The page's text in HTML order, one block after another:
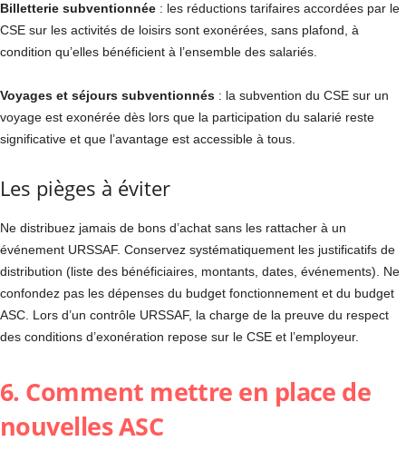
Billetterie subventionnée : les réductions tarifaires accordées par le
CSE sur les activités de loisirs sont exonérées, sans plafond, à
condition qu’elles bénéficient à l’ensemble des salariés.
Voyages et séjours subventionnés : la subvention du CSE sur un
voyage est exonérée dès lors que la participation du salarié reste
significative et que l’avantage est accessible à tous.
Les pièges à éviter
Ne distribuez jamais de bons d’achat sans les rattacher à un
événement URSSAF. Conservez systématiquement les justificatifs de
distribution (liste des bénéficiaires, montants, dates, événements). Ne
confondez pas les dépenses du budget fonctionnement et du budget
ASC. Lors d’un contrôle URSSAF, la charge de la preuve du respect
des conditions d’exonération repose sur le CSE et l’employeur.
6. Comment mettre en place de
nouvelles ASC